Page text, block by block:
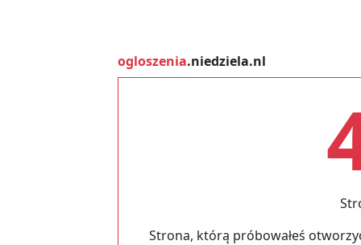
ogloszenia.niedziela.nl
Strona, którą próbowałeś